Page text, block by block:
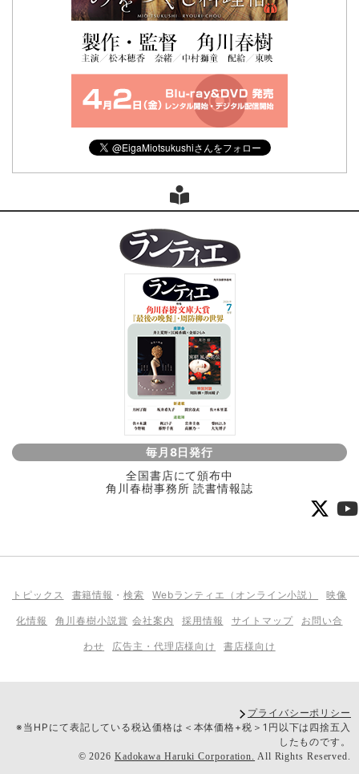
毎月8日発行
全国書店にて頒布中
角川春樹事務所 読書情報誌
トピックス 書籍情報 ・検索 Webランティエ（オンライン小説） 映像
化情報 角川春樹小説賞 会社案内 採用情報 サイトマップ お問い合
わせ 広告主・代理店様向け 書店様向け
プライバシーポリシー
※当HPにて表記している税込価格は＜本体価格+税＞1円以下は四捨五入
したものです。
©2026 Kadokawa Haruki Corporation. All Rights Reserved.